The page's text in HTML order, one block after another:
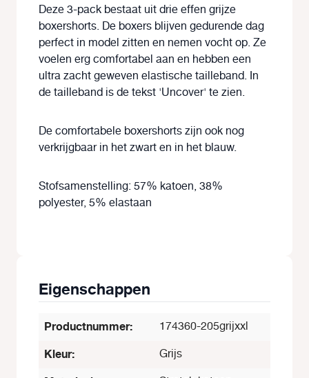
Deze 3-pack bestaat uit drie effen grijze
boxershorts. De boxers blijven gedurende dag
perfect in model zitten en nemen vocht op. Ze
voelen erg comfortabel aan en hebben een
ultra zacht geweven elastische tailleband. In
de tailleband is de tekst 'Uncover' te zien.
De comfortabele boxershorts zijn ook nog
verkrijgbaar in het zwart en in het blauw.
Stofsamenstelling: 57% katoen, 38%
polyester, 5% elastaan
Eigenschappen
Productnummer: 174360-205grijxxl
Kleur: Grijs